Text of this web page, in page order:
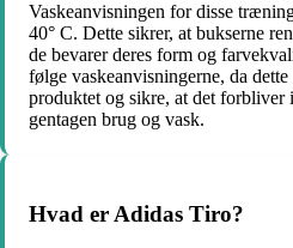
Vaskeanvisningen for disse
40° C. Dette sikrer, at bukserne
de bevarer deres form og
følge vaskeanvisningerne, da
produktet og sikre, at det forbliver
gentagen brug og vask.
Hvad er Adidas Tiro?